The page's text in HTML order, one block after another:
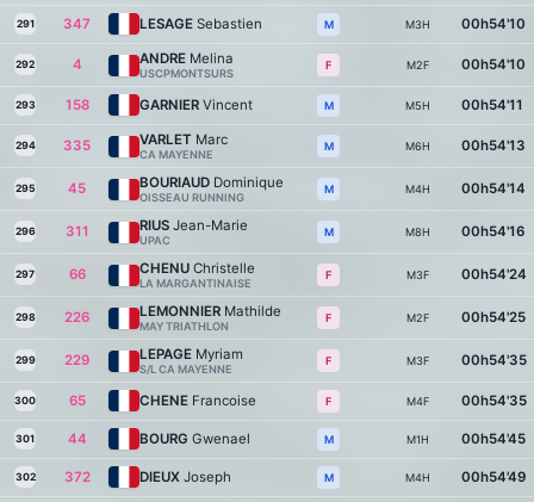
291 347 LESAGE Sebastien M M3H 00h54'10
292 4 ANDRE Melina
USCPMONTSURS
F M2F 00h54'10
293 158 GARNIER Vincent M M5H 00h54'11
294 335 VARLET Marc
CA MAYENNE
M M6H 00h54'13
295 45 BOURIAUD Dominique
OISSEAU RUNNING
M M4H 00h54'14
296 311 RIUS Jean-Marie
UPAC
M M8H 00h54'16
297 66 CHENU Christelle
LA MARGANTINAISE
F M3F 00h54'24
298 226 LEMONNIER Mathilde
MAY TRIATHLON
F M2F 00h54'25
299 229 LEPAGE Myriam
S/L CA MAYENNE
F M3F 00h54'35
300 65 CHENE Francoise F M4F 00h54'35
301 44 BOURG Gwenael M M1H 00h54'45
302 372 DIEUX Joseph M M4H 00h54'49